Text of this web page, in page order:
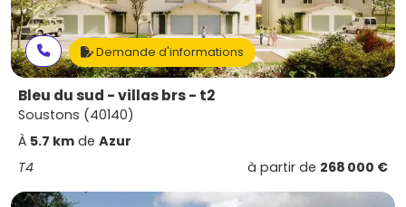
Demande d'informations
Bleu du sud - villas brs - t2
Soustons (40140)
À 5.7 km de Azur
T4
à partir de 268 000 €